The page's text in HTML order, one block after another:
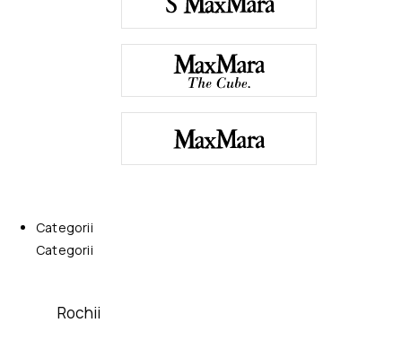
Categorii
Categorii
Rochii